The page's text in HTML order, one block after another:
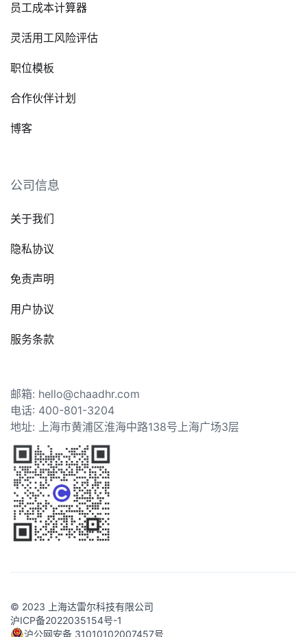
员工成本计算器
灵活用工风险评估
职位模板
合作伙伴计划
博客
公司信息
关于我们
隐私协议
免责声明
用户协议
服务条款
邮箱: hello@chaadhr.com
电话: 400-801-3204
地址: 上海市黄浦区淮海中路138号上海广场3层
© 2023 上海达雷尔科技有限公司
沪ICP备2022035154号-1
沪公网安备 31010102007457号